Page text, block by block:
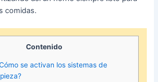
comidas.
Contenido
se activan los sistemas de